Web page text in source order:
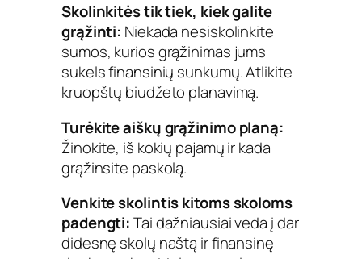
Skolinkitės tik tiek, kiek galite
grąžinti: Niekada nesiskolinkite
sumos, kurios grąžinimas jums
sukels finansinių sunkumų. Atlikite
kruopštų biudžeto planavimą.
Turėkite aiškų grąžinimo planą:
Žinokite, iš kokių pajamų ir kada
grąžinsite paskolą.
Venkite skolintis kitoms skoloms
padengti:Tai dažniausiai veda į dar
didesnę skolų naštą ir finansinę